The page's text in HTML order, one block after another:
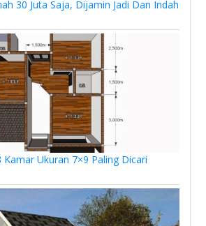
30 Juta Saja, Dijamin Jadi Dan Indah
Ukuran 7×9 Paling Dicari